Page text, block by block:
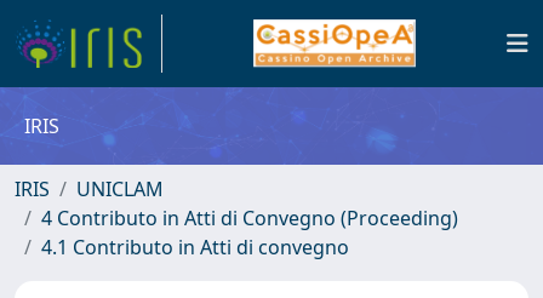
IRIS
IRIS
UNICLAM
4 Contributo in Atti di Convegno (Proceeding)
4.1 Contributo in Atti di convegno